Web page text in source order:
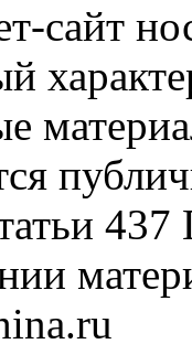
сайт
437